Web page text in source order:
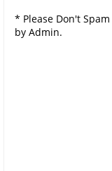
* Please Don't
by Admin.